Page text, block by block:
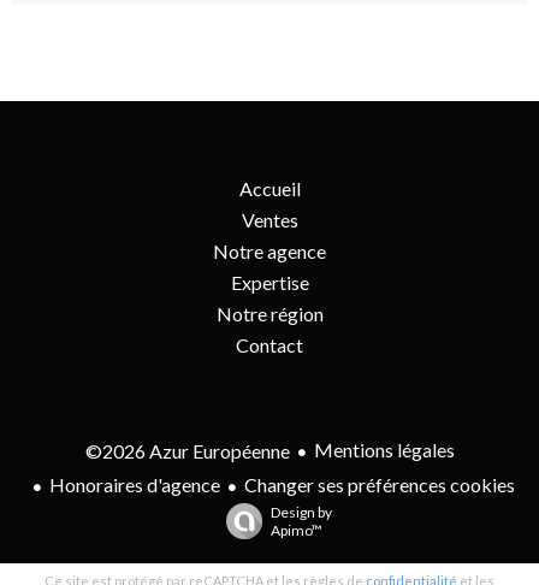
Accueil
Ventes
Notre agence
Expertise
Notre région
Contact
©2026 Azur Européenne
Mentions légales
Honoraires d'agence
Changer ses préférences cookies
Design by
Apimo™
Ce site est protégé par reCAPTCHA et les règles de confidentialité et les